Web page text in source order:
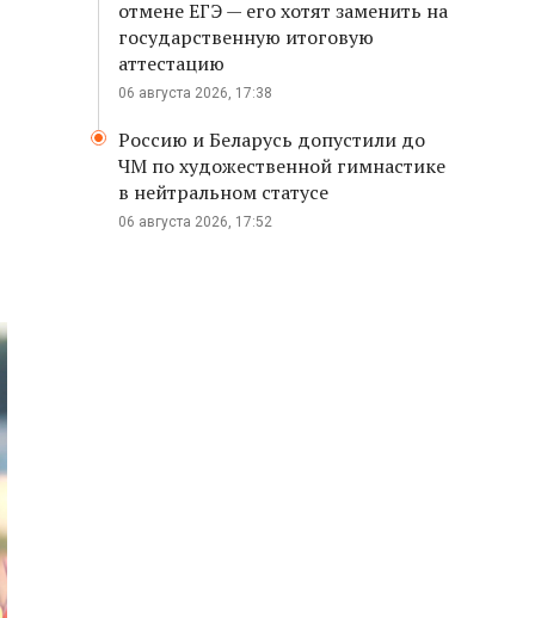
отмене ЕГЭ — его хотят заменить на
государственную итоговую
аттестацию
06 августа 2026, 17:38
Россию и Беларусь допустили до
ЧМ по художественной гимнастике
в нейтральном статусе
06 августа 2026, 17:52